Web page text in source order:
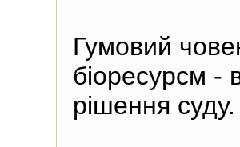
Гумовий
біоресурсм -
рішення суду.